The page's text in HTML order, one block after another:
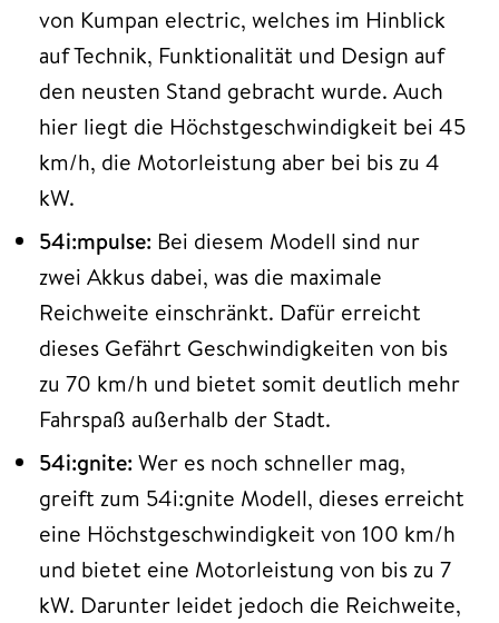
von Kumpan electric, welches im Hinblick
auf Technik, Funktionalität und Design auf
den neusten Stand gebracht wurde. Auch
hier liegt die Höchstgeschwindigkeit bei 45
km/h, die Motorleistung aber bei bis zu 4
kW.
54i:mpulse: Bei diesem Modell sind nur
zwei Akkus dabei, was die maximale
Reichweite einschränkt. Dafür erreicht
dieses Gefährt Geschwindigkeiten von bis
zu 70 km/h und bietet somit deutlich mehr
Fahrspaß außerhalb der Stadt.
54i:gnite: Wer es noch schneller mag,
greift zum 54i:gnite Modell, dieses erreicht
eine Höchstgeschwindigkeit von 100 km/h
und bietet eine Motorleistung von bis zu 7
kW. Darunter leidet jedoch die Reichweite,